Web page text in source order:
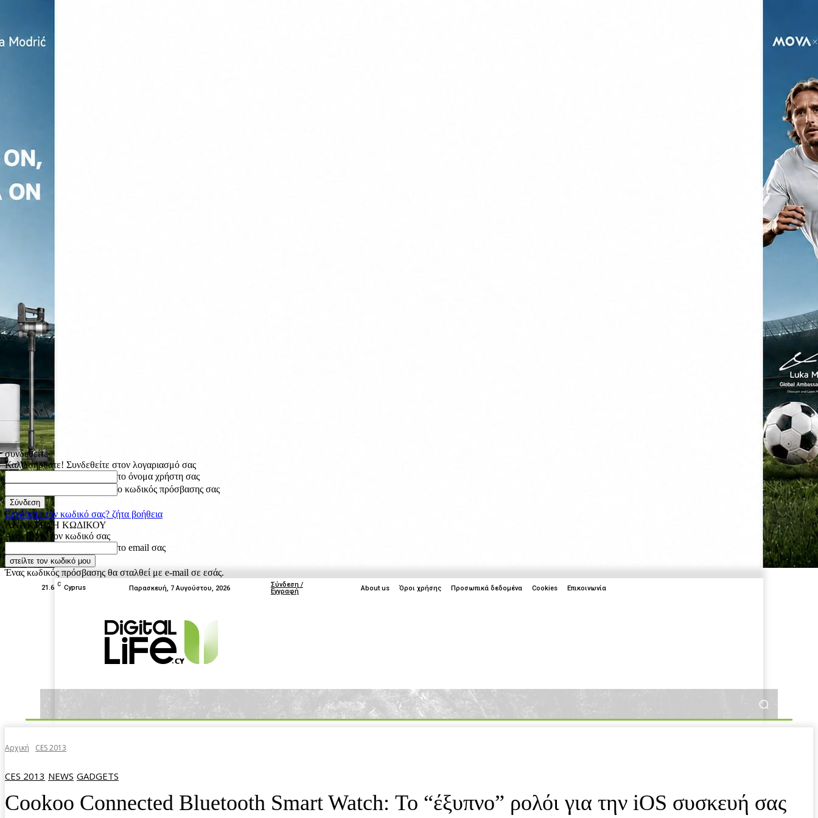
συνδεθείτε
Καλωσήρθατε! Συνδεθείτε στον λογαριασμό σας
το όνομα χρήστη σας
ο κωδικός πρόσβασης σας
Ξεχάσατε τον κωδικό σας? ζήτα βοήθεια
ΑΝΑΚΤΗΣΗ ΚΩΔΙΚΟΥ
Ανακτήστε τον κωδικό σας
το email σας
Ένας κωδικός πρόσβασης θα σταλθεί με e-mail σε εσάς.
21.6 C Cyprus Παρασκευή, 7 Αυγούστου, 2026
Σύνδεση /
Εγγραφή
About us Όροι χρήσης Προσωπικά δεδομένα Cookies Επικοινωνία
Tests Box Office Life Gaming TV Cyprus IFA 2025 More
Αρχική CES 2013
CES 2013 NEWS GADGETS
Cookoo Connected Bluetooth Smart Watch: Το “έξυπνο” ρολόι για την iOS συσκευή σας